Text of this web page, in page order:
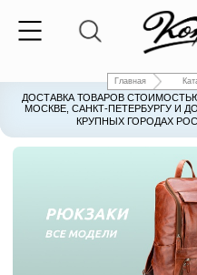
Главная
ДОСТАВКА ТОВАРОВ
МОСКВЕ, САНКТ-ПЕТЕРБУРГУ И
КРУПНЫХ ГОРОДАХ
ДОСТАВКА ТОВАРОВ
МОСКВЕ, САНКТ-ПЕТЕРБУРГУ И
КРУПНЫХ ГОРОДАХ